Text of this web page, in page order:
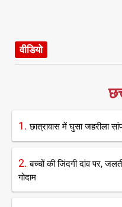
वीडियो
1.छात्रावास में घुसा जहरीला
2.बच्चों की जिंदगी दांव पर,
गोदाम